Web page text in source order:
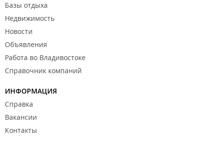
Базы отдыха
Недвижимость
Новости
Объявления
Работа во Владивостоке
Справочник компаний
ИНФОРМАЦИЯ
Справка
Вакансии
Контакты